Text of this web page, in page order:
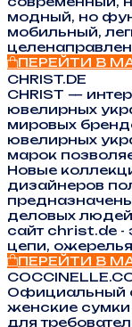
модный, но
мобильный,
ПЕРЕЙТИ В
CHRIST.DE
CHRIST —
ювелирных
мировых
ювелирных
марок
Новые
дизайнеров
деловых людей
сайт christ.de -
цепи,
ПЕРЕЙТИ В
Официальный
женские
для